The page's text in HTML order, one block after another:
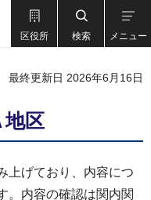
区役所 検索 メニュー
最終更新日 2026年6月16日
地区
上げており、内容につ
。内容の確認は関内関